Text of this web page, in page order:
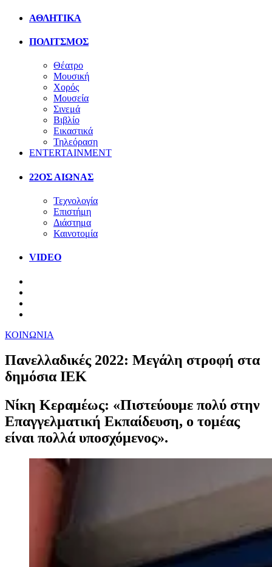
ΑΘΛΗΤΙΚΑ
ΠΟΛΙΤΣΜΟΣ
Θέατρο
Μουσική
Χορός
Μουσεία
Σινεμά
Βιβλίο
Εικαστικά
Τηλεόραση
ENTERTAINMENT
22ΟΣ ΑΙΩΝΑΣ
Τεχνολογία
Επιστήμη
Διάστημα
Καινοτομία
VIDEO
ΚΟΙΝΩΝΙΑ
Πανελλαδικές 2022: Μεγάλη στροφή στα
δημόσια ΙΕΚ
Νίκη Κεραμέως: «Πιστεύουμε πολύ στην
Επαγγελματική Εκπαίδευση, ο τομέας
είναι πολλά υποσχόμενος».